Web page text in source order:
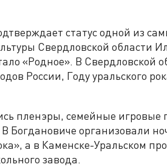
статус одной из
Свердловской области
«Родное». В Свердловской
России, Году уральского
пленэры, семейные игровые
Богдановиче организовали
а в Каменске-Уральском
завода.